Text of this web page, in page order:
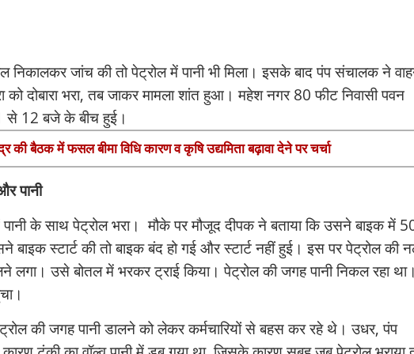
निकालकर जांच की तो पेट्रोल में पानी भी मिला। इसके बाद पंप संचालक ने
को दोबारा भरा, तब जाकर मामला शांत हुआ। महेश नगर 80 फीट निवासी पवन
से 12 बजे के बीच हुई।
की बैठक में फसल बीमा विधि कारण व कृषि उद्यमिता बढ़ावा देने पर चर्चा
पानी
के साथ पेट्रोल भरा। मौके पर मौजूद दीपक ने बताया कि उसने बाइक में
स्टार्ट की तो बाइक बंद हो गई और स्टार्ट नहीं हुई। इस पर पेट्रोल की
लगा। उसे बोतल में भरकर ट्राई किया। पेट्रोल की जगह पानी निकल रहा
की जगह पानी डालने को लेकर कर्मचारियों से बहस कर रहे थे। उधर, पंप